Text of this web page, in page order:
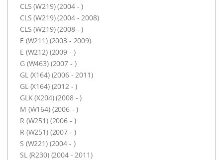
CLS (W219) (2004 - )
CLS (W219) (2004 - 2008)
CLS (W219) (2008 - )
E (W211) (2003 - 2009)
E (W212) (2009 - )
G (W463) (2007 - )
GL (X164) (2006 - 2011)
GL (X164) (2012 - )
GLK (X204) (2008 - )
M (W164) (2006 - )
R (W251) (2006 - )
R (W251) (2007 - )
S (W221) (2004 - )
SL (R230) (2004 - 2011)